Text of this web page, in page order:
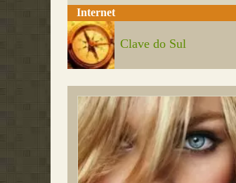
Internet
Clave do Sul